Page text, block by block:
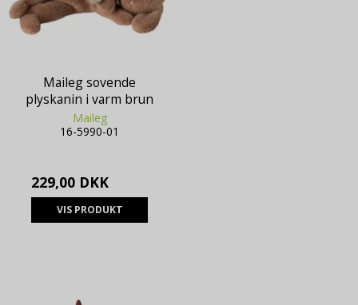
Maileg sovende
plyskanin i varm brun
Maileg
16-5990-01
229,00 DKK
VIS PRODUKT